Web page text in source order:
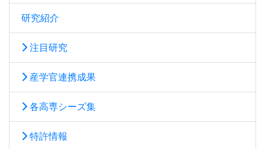
研究紹介
注目研究
産学官連携成果
各高専シーズ集
特許情報